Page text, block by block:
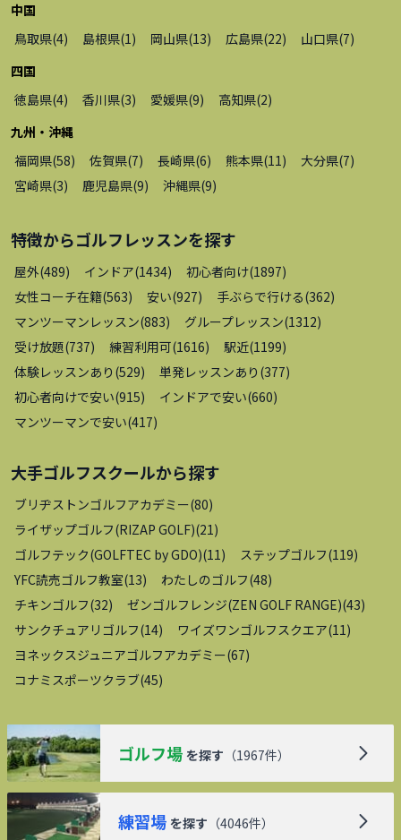
中国
鳥取県(4) 島根県(1) 岡山県(13) 広島県(22) 山口県(7)
四国
徳島県(4) 香川県(3) 愛媛県(9) 高知県(2)
九州・沖縄
福岡県(58) 佐賀県(7) 長崎県(6) 熊本県(11) 大分県(7)
宮崎県(3) 鹿児島県(9) 沖縄県(9)
特徴からゴルフレッスンを探す
屋外(489) インドア(1434) 初心者向け(1897)
女性コーチ在籍(563) 安い(927) 手ぶらで行ける(362)
マンツーマンレッスン(883) グループレッスン(1312)
受け放題(737) 練習利用可(1616) 駅近(1199)
体験レッスンあり (529) 単発レッスンあり (377)
初心者向けで安い(915) インドアで安い(660)
マンツーマンで安い(417)
大手ゴルフスクールから探す
ブリヂストンゴルフアカデミー(80)
ライザップゴルフ(RIZAP GOLF)(21)
ゴルフテック(GOLFTEC by GDO)(11) ステップゴルフ(119)
YFC読売ゴルフ教室(13) わたしのゴルフ(48)
チキンゴルフ(32) ゼンゴルフレンジ(ZEN GOLF RANGE)(43)
サンクチュアリゴルフ(14) ワイズワンゴルフスクエア(11)
ヨネックスジュニアゴルフアカデミー(67)
コナミスポーツクラブ(45)
ゴルフ場 を探す （1967件）
練習場 を探す （4046件）